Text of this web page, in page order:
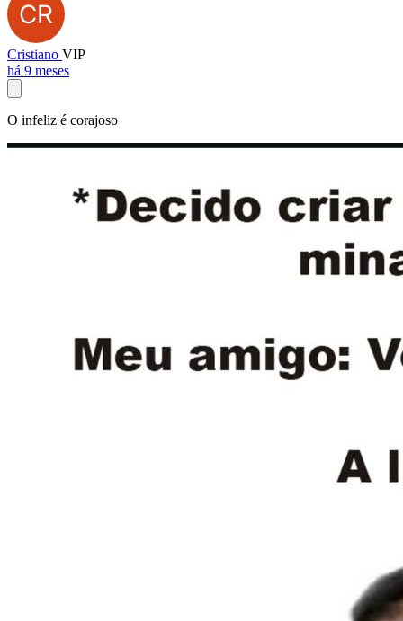
Cristiano VIP
há 9 meses
O infeliz é corajoso